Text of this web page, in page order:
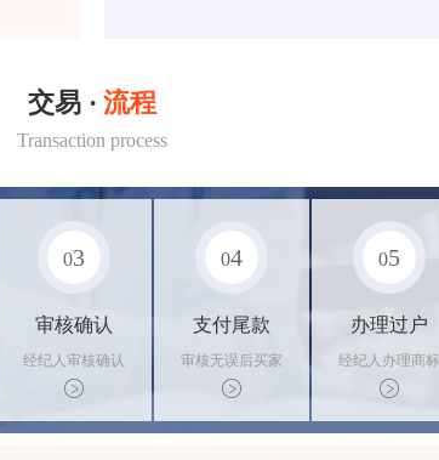
交易 · 流程
Transaction process
03
审核确认
经纪人审核确认
商标状态
04
支付尾款
审核无误后买家
支付尾款，卖家
办理相关手续
05
办理过户
经纪人办理商标
转让手续，交付
相关证书